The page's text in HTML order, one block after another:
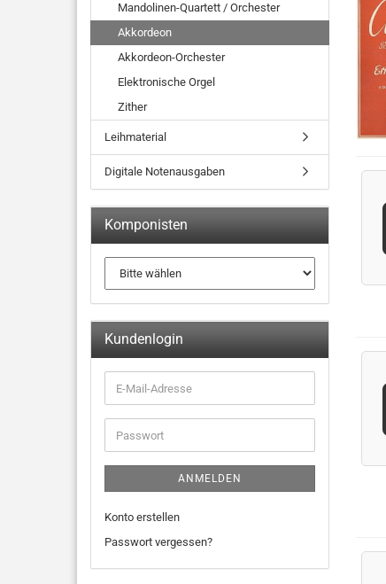
Mandolinen-Quartett / Orchester
Akkordeon
Akkordeon-Orchester
Elektronische Orgel
Zither
Leihmaterial
Digitale Notenausgaben
Komponisten
Kundenlogin
ANMELDEN
Konto erstellen
Passwort vergessen?